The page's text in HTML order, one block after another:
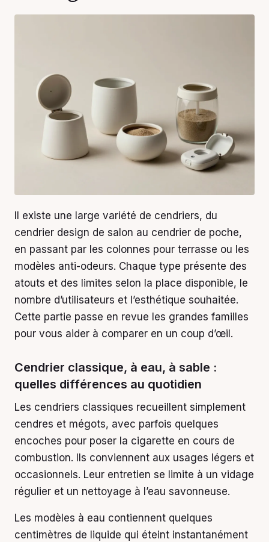
Il existe une large variété de cendriers, du
cendrier design de salon au cendrier de poche,
en passant par les colonnes pour terrasse ou les
modèles anti-odeurs. Chaque type présente des
atouts et des limites selon la place disponible, le
nombre d’utilisateurs et l’esthétique souhaitée.
Cette partie passe en revue les grandes familles
pour vous aider à comparer en un coup d’œil.
Cendrier classique, à eau, à sable :
quelles différences au quotidien
Les cendriers classiques recueillent simplement
cendres et mégots, avec parfois quelques
encoches pour poser la cigarette en cours de
combustion. Ils conviennent aux usages légers et
occasionnels. Leur entretien se limite à un vidage
régulier et un nettoyage à l’eau savonneuse.
Les modèles à eau contiennent quelques
centimètres de liquide qui éteint instantanément